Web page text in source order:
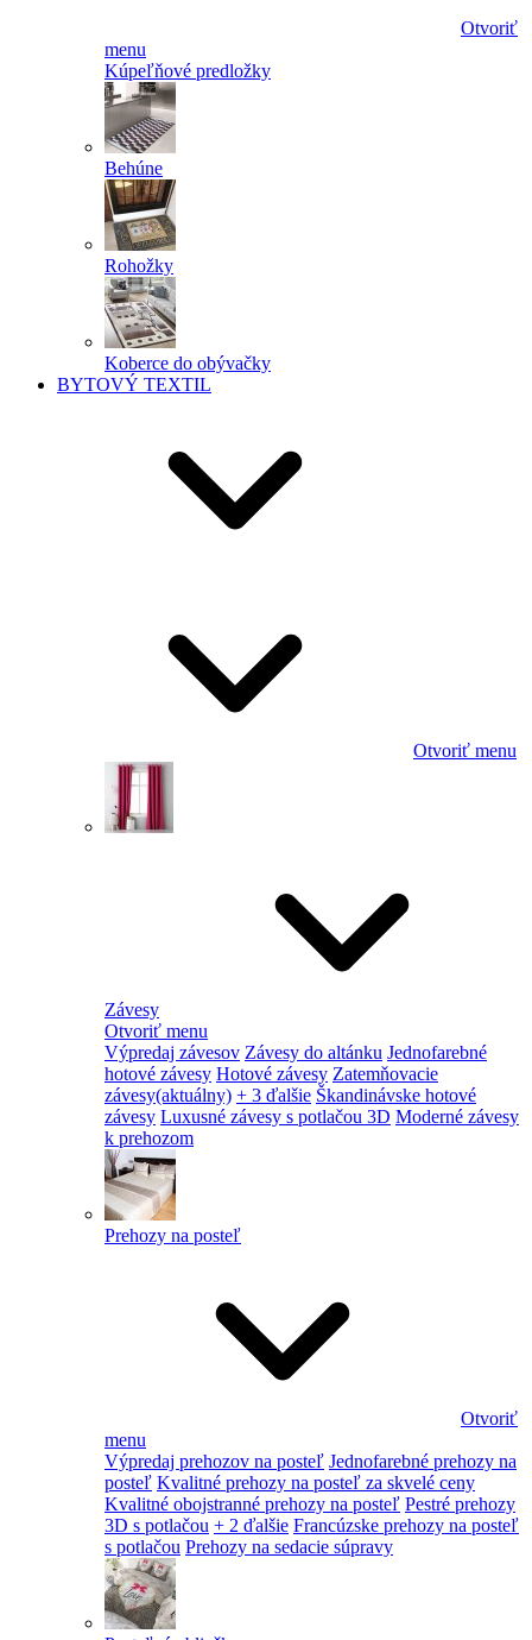
Otvoriť
menu
Kúpeľňové predložky
Behúne
Rohožky
Koberce do obývačky
BYTOVÝ TEXTIL
Otvoriť menu
Závesy
Otvoriť menu
Výpredaj závesov Závesy do altánku Jednofarebné
hotové závesy Hotové závesy Zatemňovacie
závesy(aktuálny) + 3 ďalšie Škandinávske hotové
závesy Luxusné závesy s potlačou 3D Moderné závesy
k prehozom
Prehozy na posteľ
Otvoriť
menu
Výpredaj prehozov na posteľ Jednofarebné prehozy na
posteľ Kvalitné prehozy na posteľ za skvelé ceny
Kvalitné obojstranné prehozy na posteľ Pestré prehozy
3D s potlačou + 2 ďalšie Francúzske prehozy na posteľ
s potlačou Prehozy na sedacie súpravy